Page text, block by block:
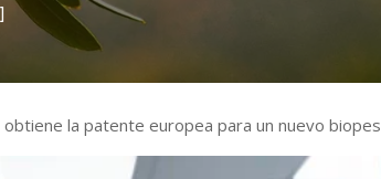
obtiene la patente europea para un nuevo